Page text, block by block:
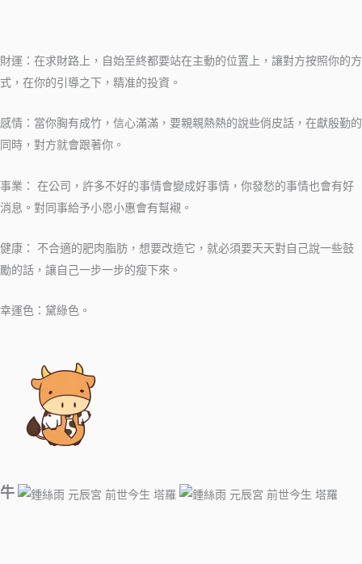
財運：在求財路上，自始至終都要站在主動的位置上，讓對方按照你的方
式，在你的引導之下，精准的投資。
感情：當你胸有成竹，信心滿滿，要親親熱熱的說些俏皮話，在獻殷勤的
同時，對方就會跟著你。
事業： 在公司，許多不好的事情會變成好事情，你發愁的事情也會有好
消息。對同事給予小恩小惠會有幫襯。
健康： 不合適的肥肉脂肪，想要改造它，就必須要天天對自己說一些鼓
勵的話，讓自己一步一步的瘦下來。
幸運色：黛綠色。
牛